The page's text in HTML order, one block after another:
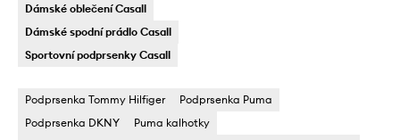
Dámské oblečení Casall
Dámské spodní prádlo Casall
Sportovní podprsenky Casall
Podprsenka Tommy Hilfiger
Podprsenka Puma
Podprsenka DKNY
Puma kalhotky